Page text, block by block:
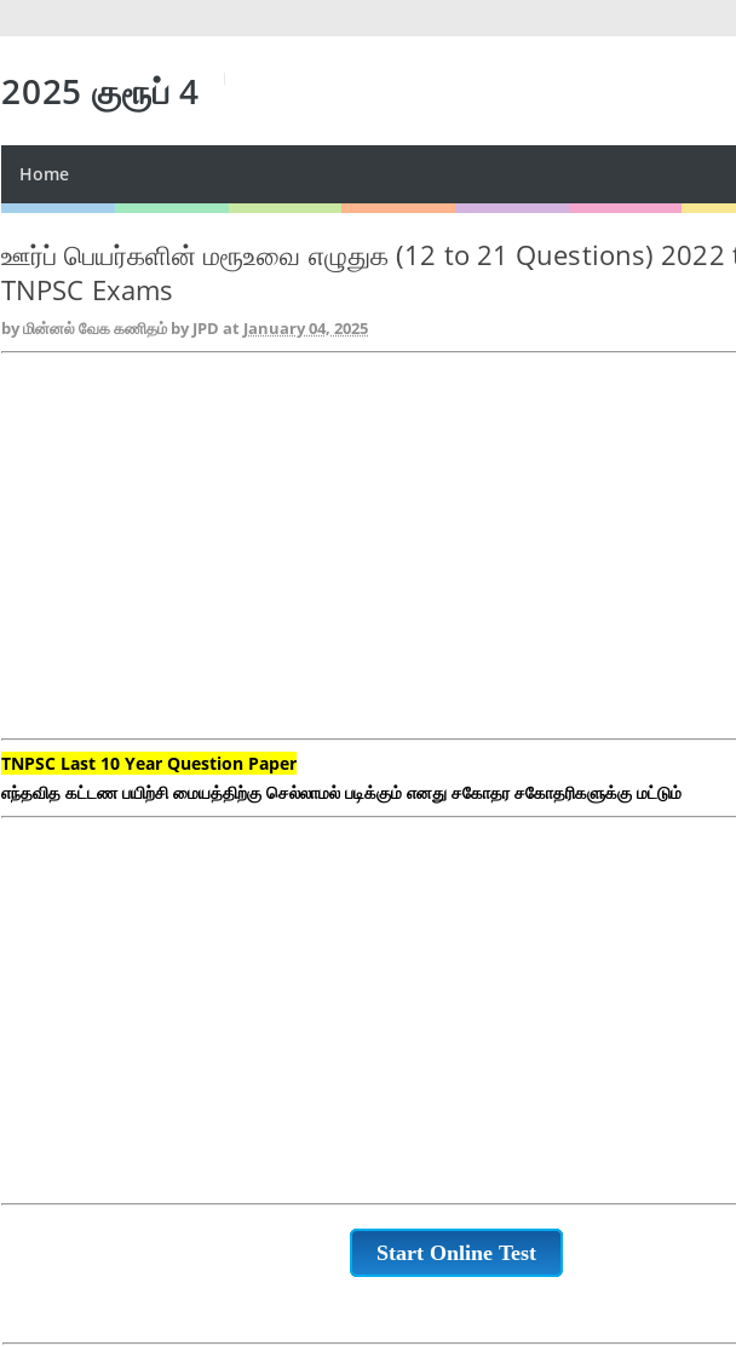
2025 குரூப் 4
Home
ஊர்ப் பெயர்களின் மரூஉவை எழுதுக (12 to 21 Questions) 2022
TNPSC Exams
byமின்னல் வேக கணிதம் by JPD at January 04, 2025
TNPSC Last 10 Year Question Paper
எந்தவித கட்டண பயிற்சி மையத்திற்கு செல்லாமல் படிக்கும் எனது சகோதர சகோதரிகளுக்கு மட்டும்
Start Online Test